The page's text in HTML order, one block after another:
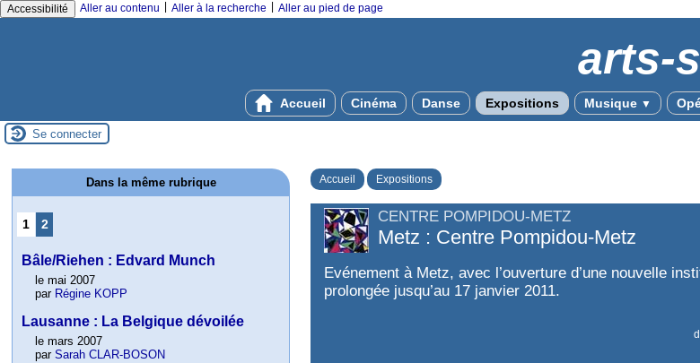
Accessibilité Aller au contenu Aller à la recherche Aller au pied de page
arts-
Accueil Cinéma Danse Expositions Musique ▼
Se connecter
Accueil Expositions
CENTRE POMPIDOU-METZ
Metz : Centre Pompidou-Metz
Evénement à Metz, avec l’ouverture d’une nouvelle
prolongée jusqu’au 17 janvier 2011.
Dans la même rubrique
1 2
Bâle/Riehen : Edvard Munch
le mai 2007
par Régine KOPP
Lausanne : La Belgique dévoilée
le mars 2007
parSarah CLAR-BOSON